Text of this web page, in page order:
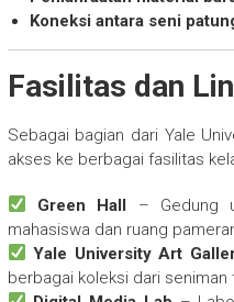
Koneksi antara seni
Fasilitas dan
Sebagai bagian dari Yale
akses ke berbagai fasilitas
Green Hall – Gedung
mahasiswa dan ruang
Yale University Art
berbagai koleksi dari seniman